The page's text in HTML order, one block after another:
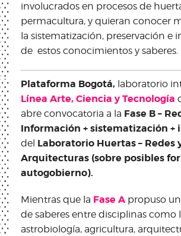
involucrados en procesos de
permacultura, y quieran conocer
la sistematización, preservación e
de estos conocimientos y saberes.
Plataforma Bogotá, laboratorio
Línea Arte, Ciencia y Tecnología
abre convocatoria a la Fase B –
Información + sistematización +
del Laboratorio Huertas – Redes
Arquitecturas (sobre posibles
autogobierno).
Mientras que la Fase A propuso
de saberes entre disciplinas como
astrobiología, agricultura,